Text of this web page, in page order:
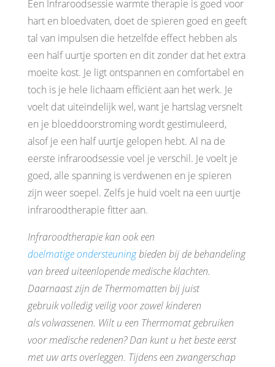
Een Infraroodsessie warmte therapie is goed voor
hart en bloedvaten, doet de spieren goed en geeft
tal van impulsen die hetzelfde effect hebben als
een half uurtje sporten en dit zonder dat het extra
moeite kost. Je ligt ontspannen en comfortabel en
toch is je hele lichaam efficiënt aan het werk. Je
voelt dat uiteindelijk wel, want je hartslag versnelt
en je bloeddoorstroming wordt gestimuleerd,
alsof je een half uurtje gelopen hebt. Al na de
eerste infraroodsessie voel je verschil. Je voelt je
goed, alle spanning is verdwenen en je spieren
zijn weer soepel. Zelfs je huid voelt na een uurtje
infraroodtherapie fitter aan.
Infraroodtherapie kan ook een
doelmatige ondersteuningbieden bij de behandeling
van breed uiteenlopende medische klachten.
Daarnaast zijn de Thermomatten bij juist
gebruik volledig veilig voor zowel kinderen
als volwassenen. Wilt u een Thermomat gebruiken
voor medische redenen? Dan kunt u het beste eerst
met uw arts overleggen. Tijdens een zwangerschap